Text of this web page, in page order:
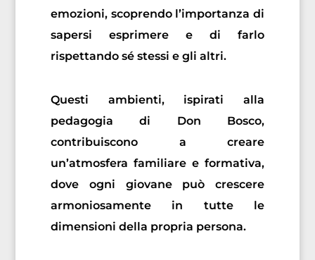
emozioni, scoprendo l’importanza di
sapersi esprimere e di farlo
rispettando sé stessi e gli altri.
Questi ambienti, ispirati alla
pedagogia di Don Bosco,
contribuiscono a creare
un’atmosfera familiare e formativa,
dove ogni giovane può crescere
armoniosamente in tutte le
dimensioni della propria persona.